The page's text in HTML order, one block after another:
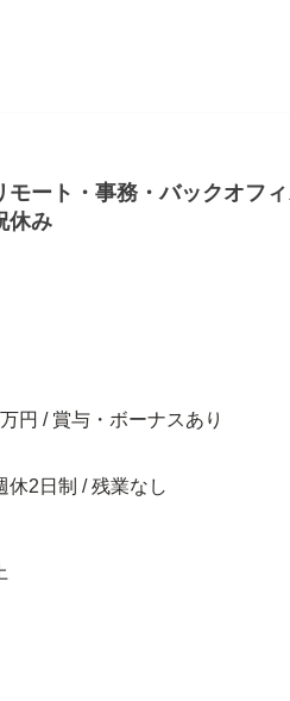
モート・事務・バックオフ
休み
円 / 賞与・ボーナスあり
休2日制 / 残業なし